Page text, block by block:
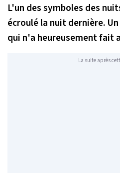
L'un des symboles des
écroulé la nuit dernière.
qui n'a heureusement fait
La suite après